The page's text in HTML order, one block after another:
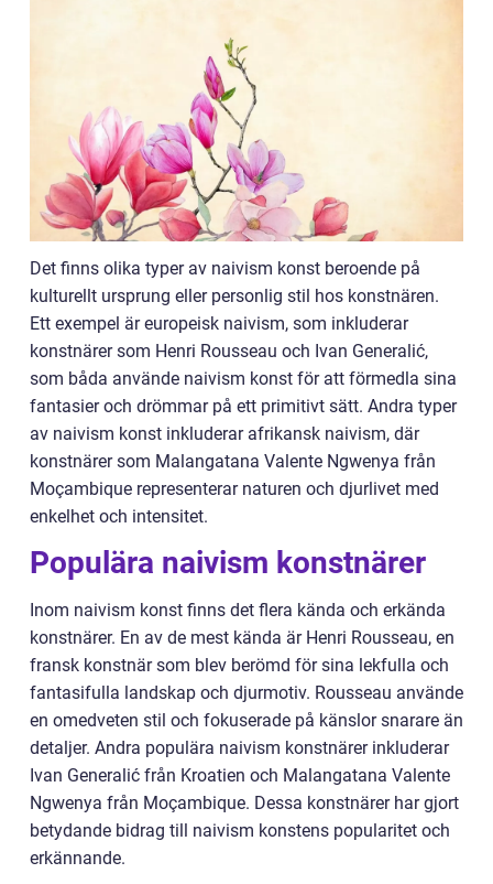
Det finns olika typer av naivism konst beroende på
kulturellt ursprung eller personlig stil hos konstnären.
Ett exempel är europeisk naivism, som inkluderar
konstnärer som Henri Rousseau och Ivan Generalić,
som båda använde naivism konst för att förmedla sina
fantasier och drömmar på ett primitivt sätt. Andra typer
av naivism konst inkluderar afrikansk naivism, där
konstnärer som Malangatana Valente Ngwenya från
Moçambique representerar naturen och djurlivet med
enkelhet och intensitet.
Populära naivism konstnärer
Inom naivism konst finns det flera kända och erkända
konstnärer. En av de mest kända är Henri Rousseau, en
fransk konstnär som blev berömd för sina lekfulla och
fantasifulla landskap och djurmotiv. Rousseau använde
en omedveten stil och fokuserade på känslor snarare än
detaljer. Andra populära naivism konstnärer inkluderar
Ivan Generalić från Kroatien och Malangatana Valente
Ngwenya från Moçambique. Dessa konstnärer har gjort
betydande bidrag till naivism konstens popularitet och
erkännande.